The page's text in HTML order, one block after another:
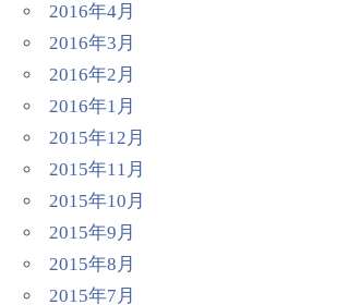
2016年4月
2016年3月
2016年2月
2016年1月
2015年12月
2015年11月
2015年10月
2015年9月
2015年8月
2015年7月